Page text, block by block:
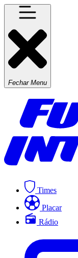
Fechar Menu
Times
Placar
Rádio